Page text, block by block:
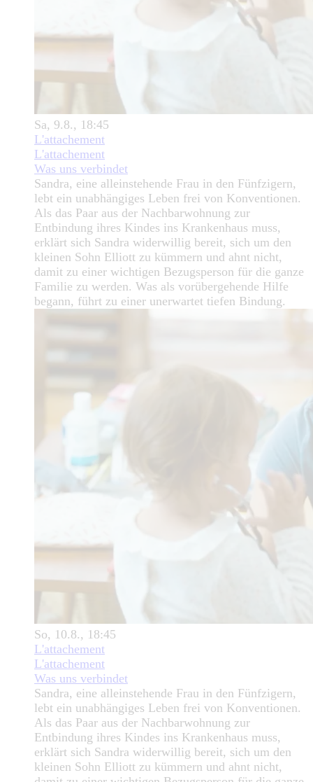
Sa, 9.8., 18:45
L'attachement
L'attachement
Was uns verbindet
Sandra, eine alleinstehende Frau in den Fünfzigern,
lebt ein unabhängiges Leben frei von Konventionen.
Als das Paar aus der Nachbarwohnung zur
Entbindung ihres Kindes ins Krankenhaus muss,
erklärt sich Sandra widerwillig bereit, sich um den
kleinen Sohn Elliott zu kümmern und ahnt nicht,
damit zu einer wichtigen Bezugsperson für die ganze
Familie zu werden. Was als vorübergehende Hilfe
begann, führt zu einer unerwartet tiefen Bindung.
So, 10.8., 18:45
L'attachement
L'attachement
Was uns verbindet
Sandra, eine alleinstehende Frau in den Fünfzigern,
lebt ein unabhängiges Leben frei von Konventionen.
Als das Paar aus der Nachbarwohnung zur
Entbindung ihres Kindes ins Krankenhaus muss,
erklärt sich Sandra widerwillig bereit, sich um den
kleinen Sohn Elliott zu kümmern und ahnt nicht,